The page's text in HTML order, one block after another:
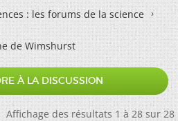
: les forums de la science
de Wimshurst
À LA DISCUSSION
Affichage des résultats 1 à 28 sur 28